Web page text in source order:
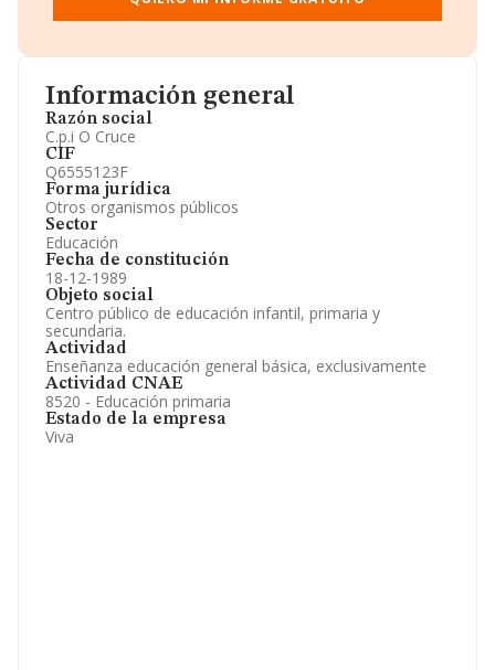
Información general
Razón social
C.p.i O Cruce
CIF
Q6555123F
Forma jurídica
Otros organismos públicos
Sector
Educación
Fecha de constitución
18-12-1989
Objeto social
Centro público de educación infantil, primaria y
secundaria.
Actividad
Enseñanza educación general básica, exclusivamente
Actividad CNAE
8520 - Educación primaria
Estado de la empresa
Viva
Accionistas.
Participaciones y Vinculaciones en otras empresas.
Información oficial y registral complementaria.